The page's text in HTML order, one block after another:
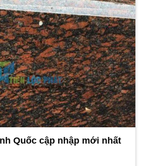
Quốc cập nhập mới nhất